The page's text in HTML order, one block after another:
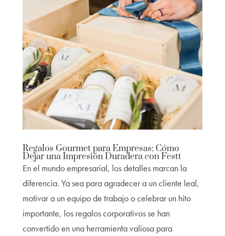
Regalos Gourmet para Empresas: Cómo
Dejar una Impresión Duradera con Festt
En el mundo empresarial, los detalles marcan la
diferencia. Ya sea para agradecer a un cliente leal,
motivar a un equipo de trabajo o celebrar un hito
importante, los regalos corporativos se han
convertido en una herramienta valiosa para